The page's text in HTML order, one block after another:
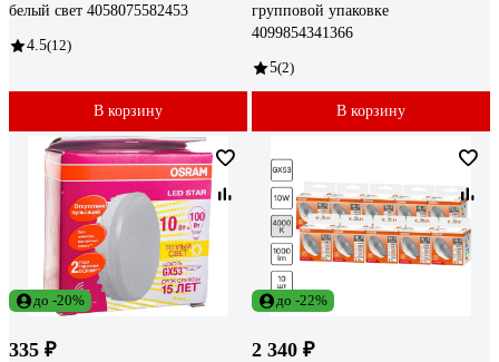
белый свет 4058075582453
4.5(12)
В корзину
групповой упаковке
4099854341366
5(2)
В корзину
до -20%
335 ₽
до -22%
2 340 ₽